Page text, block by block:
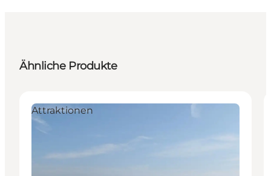
Ähnliche Produkte
Attraktionen